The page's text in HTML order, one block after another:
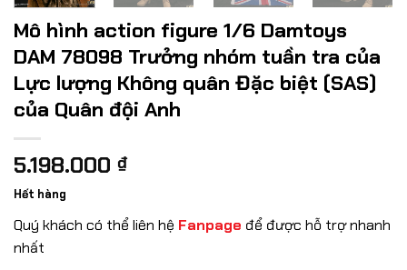
Mô hình action figure 1/6 Damtoys
DAM 78098 Trưởng nhóm tuần tra của
Lực lượng Không quân Đặc biệt (SAS)
của Quân đội Anh
5.198.000 ₫
Hết hàng
Quý khách có thể liên hệ Fanpage để được hỗ trợ nhanh
nhất